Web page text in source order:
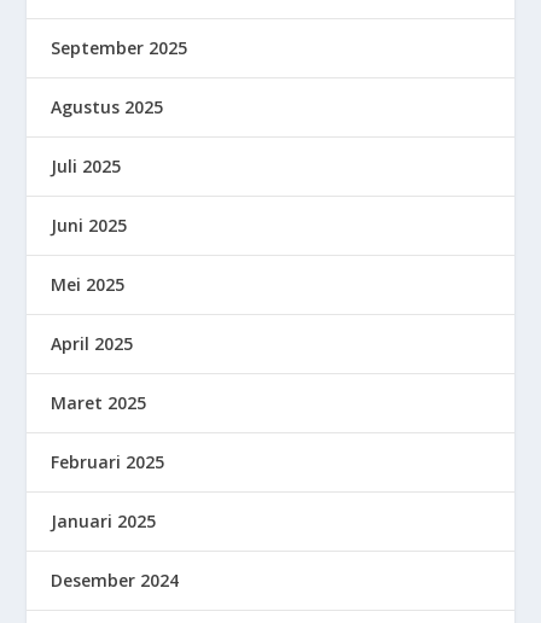
September 2025
Agustus 2025
Juli 2025
Juni 2025
Mei 2025
April 2025
Maret 2025
Februari 2025
Januari 2025
Desember 2024